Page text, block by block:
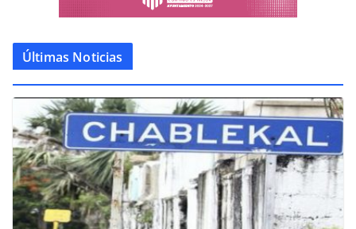
Últimas Noticias